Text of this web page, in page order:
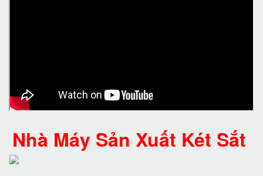
Nhà Máy Sản Xuất Két Sắt